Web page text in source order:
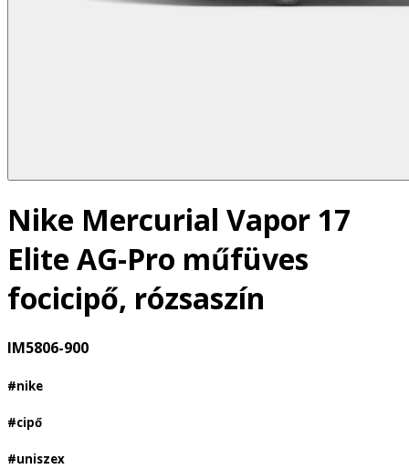
Nike Mercurial Vapor 17
Elite AG-Pro műfüves
focicipő, rózsaszín
IM5806-900
#nike
#cipő
#uniszex